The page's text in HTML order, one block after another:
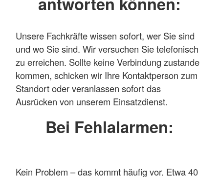
Unsere Fachkräfte wissen sofort, wer Sie sind
und wo Sie sind. Wir versuchen Sie telefonisch
zu erreichen. Sollte keine Verbindung zustande
kommen, schicken wir Ihre Kontaktperson zum
Standort oder veranlassen sofort das
Ausrücken von unserem Einsatzdienst.
Bei Fehlalarmen:
Kein Problem – das kommt häufig vor. Etwa 40